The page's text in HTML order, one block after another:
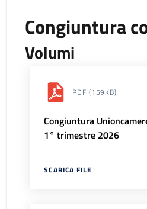
Congiuntura
Volumi
PDF (159KB)
Congiuntura
1° trimestre 2026
SCARICA FILE